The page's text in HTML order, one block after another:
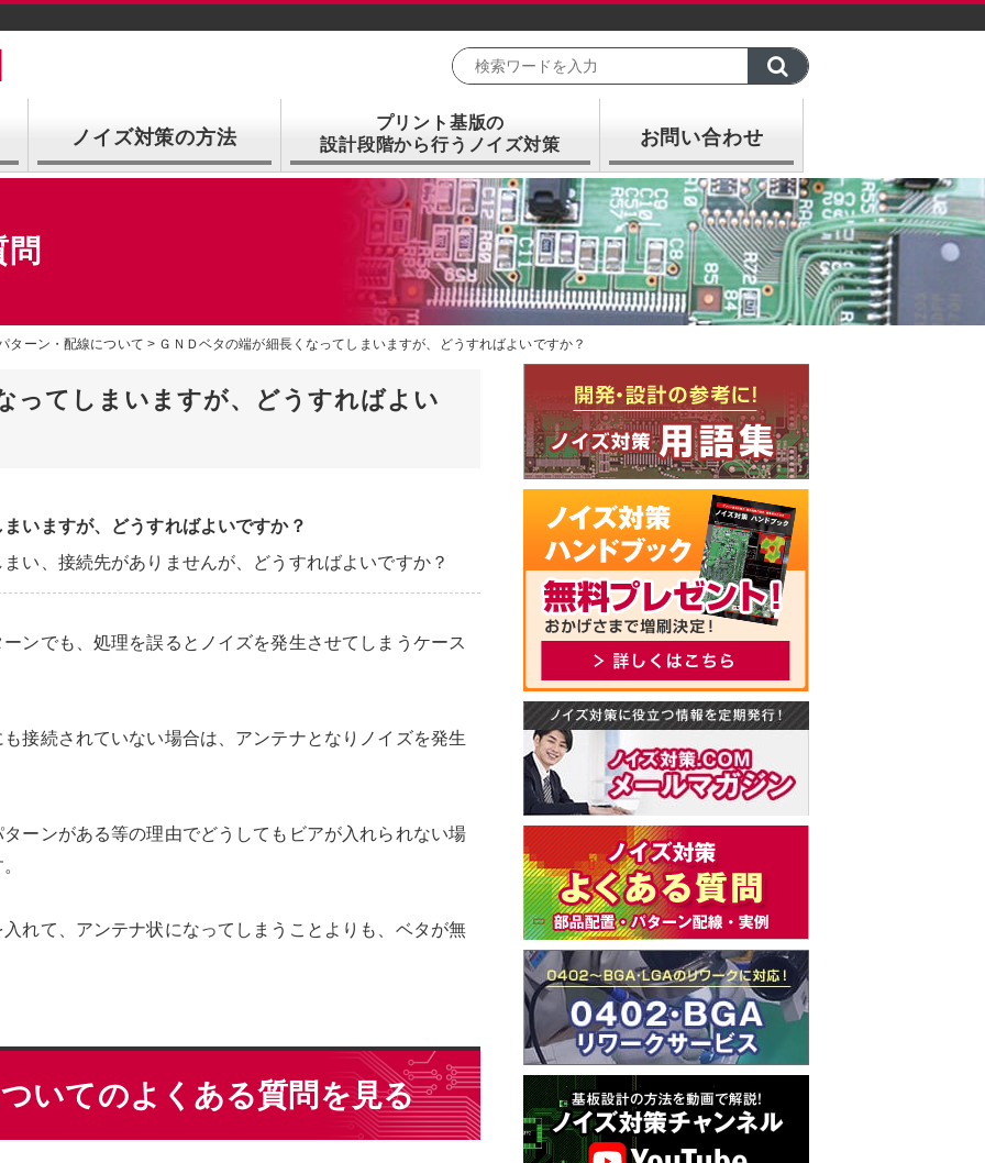
ノイズ対策の方法
プリント基版の
設計段階から行うノイズ対策
お問い合わせ
ターン・配線について ＧＮＤベタの端が細長くなってしまいますが、どうすればよいですか？
ってしまいますが、どうすればよい
いますが、どうすればよいですか？
い、接続先がありませんが、どうすればよいですか？
ンでも、処理を誤るとノイズを発生させてしまうケース
接続されていない場合は、アンテナとなりノイズを発生
ーンがある等の理由でどうしてもビアが入れられない場
れて、アンテナ状になってしまうことよりも、ベタが無
いてのよくある質問を見る